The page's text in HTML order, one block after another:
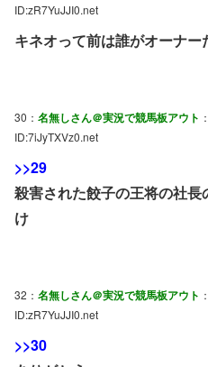
ID:zR7YuJJI0.net
キネオって前は誰がオーナー
30： 名無しさん＠実況で競馬板アウト
ID:7iJyTXVz0.net
>>29
殺害された餃子の王将の社
け
32： 名無しさん＠実況で競馬板アウト
ID:zR7YuJJI0.net
>>30